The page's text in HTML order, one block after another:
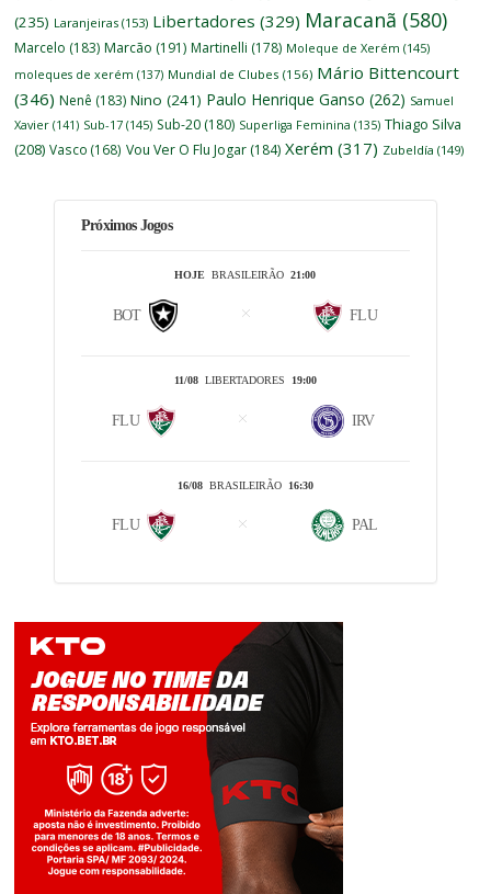
(235) Laranjeiras (153) Libertadores (329) Maracanã (580)
Marcelo (183) Marcão (191) Martinelli (178) Moleque de Xerém (145)
moleques de xerém (137) Mundial de Clubes (156) Mário Bittencourt
(346) Nenê (183) Nino (241) Paulo Henrique Ganso (262) Samuel
Xavier (141) Sub-17 (145) Sub-20 (180) Superliga Feminina (135) Thiago Silva
(208) Vasco (168) Vou Ver O Flu Jogar (184) Xerém (317) Zubeldía (149)
Próximos Jogos
HOJE BRASILEIRÃO21:00
BOT FLU
11/08LIBERTADORES 19:00
FLU IRV
16/08BRASILEIRÃO 16:30
FLU PAL